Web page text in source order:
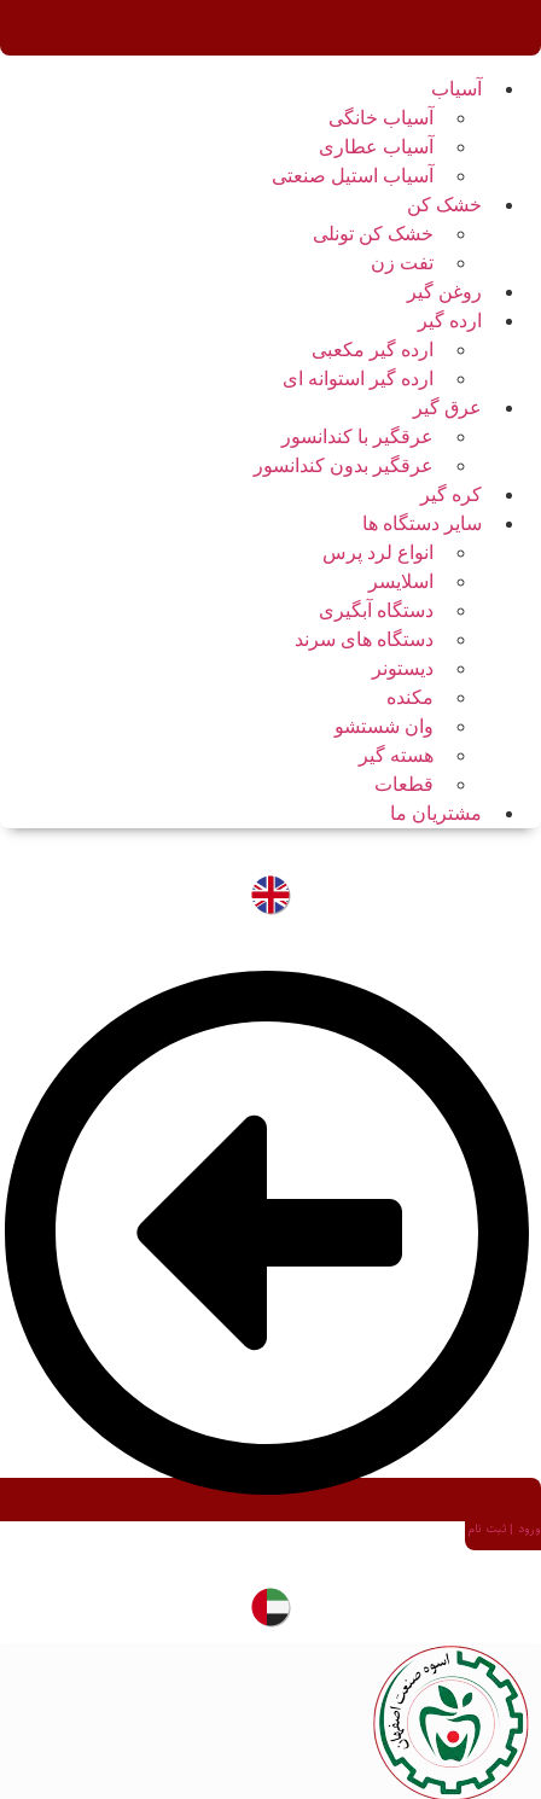
آسیاب
آسیاب خانگی
آسیاب عطاری
آسیاب استیل صنعتی
خشک کن
خشک کن تونلی
تفت زن
روغن گیر
ارده گیر
ارده گیر مکعبی
ارده گیر استوانه ای
عرق گیر
عرقگیر با کندانسور
عرقگیر بدون کندانسور
کره گیر
سایر دستگاه ها
انواع لرد پرس
اسلایسر
دستگاه آبگیری
دستگاه های سرند
دیستونر
مکنده
وان شستشو
هسته گیر
قطعات
مشتریان ما
ورود | ثبت نام